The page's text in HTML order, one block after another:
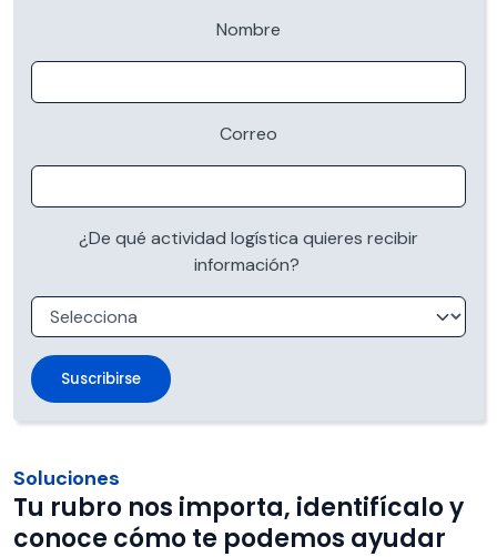
Nombre
Correo
¿De qué actividad logística quieres recibir
información?
Soluciones
Tu rubro nos importa, identifícalo y
conoce cómo te podemos ayudar